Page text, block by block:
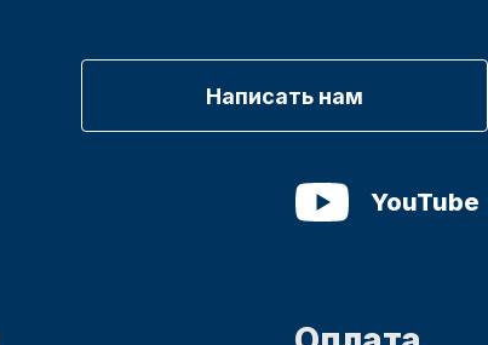
Написать нам
YouTube